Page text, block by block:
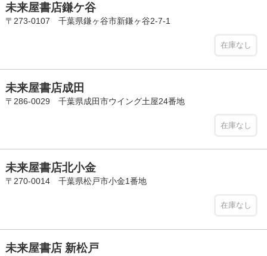
未来屋書店鎌ケ谷
〒273-0107 千葉県鎌ヶ谷市新鎌ヶ谷2-7-1
在庫なし
未来屋書店成田
〒286-0029 千葉県成田市ウイング土屋24番地
在庫なし
未来屋書店北小金
〒270-0014 千葉県松戸市小金1番地
在庫なし
未来屋書店 新松戸